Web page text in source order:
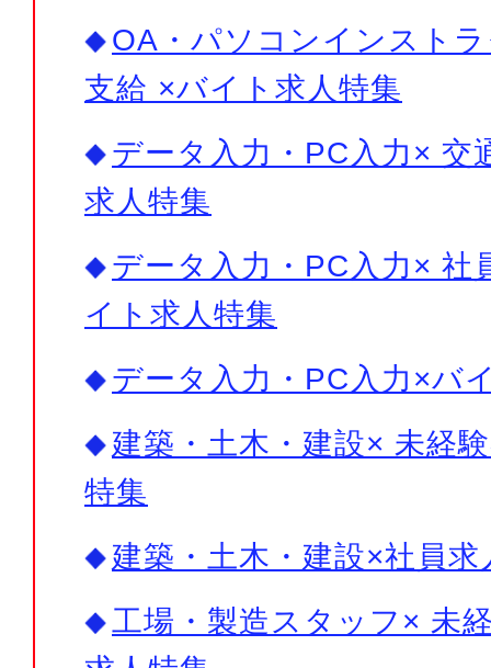
OA・パソコンインスト
支給 ×バイト求人特集
データ入力・PC入力× 交
求人特集
データ入力・PC入力× 社
イト求人特集
データ入力・PC入力×バ
建築・土木・建設× 未経
特集
建築・土木・建設×社員求
工場・製造スタッフ× 未